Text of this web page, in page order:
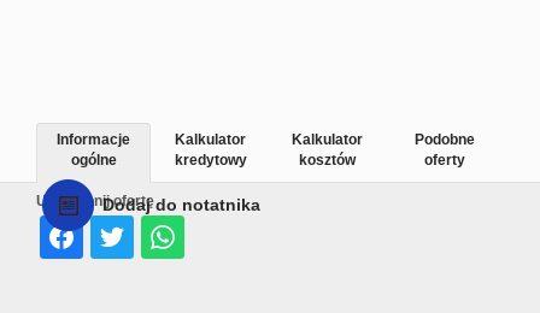
Dodaj do notatnika
Udostępnij ofertę
Informacje
ogólne
Kalkulator
kredytowy
Kalkulator
kosztów
Podobne
oferty